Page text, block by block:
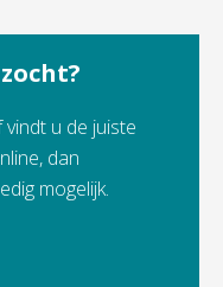
u de juiste
dan
mogelijk.